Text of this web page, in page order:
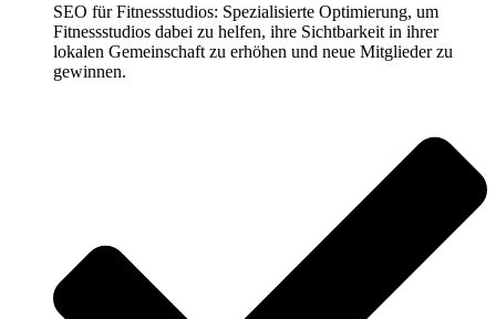
SEO für Fitnessstudios: Spezialisierte Optimierung, um
Fitnessstudios dabei zu helfen, ihre Sichtbarkeit in ihrer
lokalen Gemeinschaft zu erhöhen und neue Mitglieder zu
gewinnen.